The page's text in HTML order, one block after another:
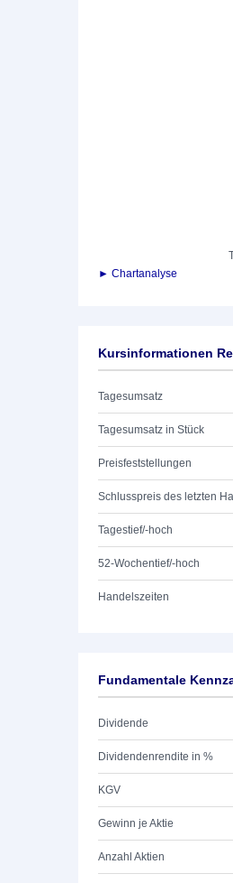
► Chartanalyse
Kursinformationen
Tagesumsatz
Tagesumsatz in Stück
Preisfeststellungen
Schlusspreis des letzten
Tagestief/-hoch
52-Wochentief/-hoch
Handelszeiten
Fundamentale
Dividende
Dividendenrendite in %
KGV
Gewinn je Aktie
Anzahl Aktien